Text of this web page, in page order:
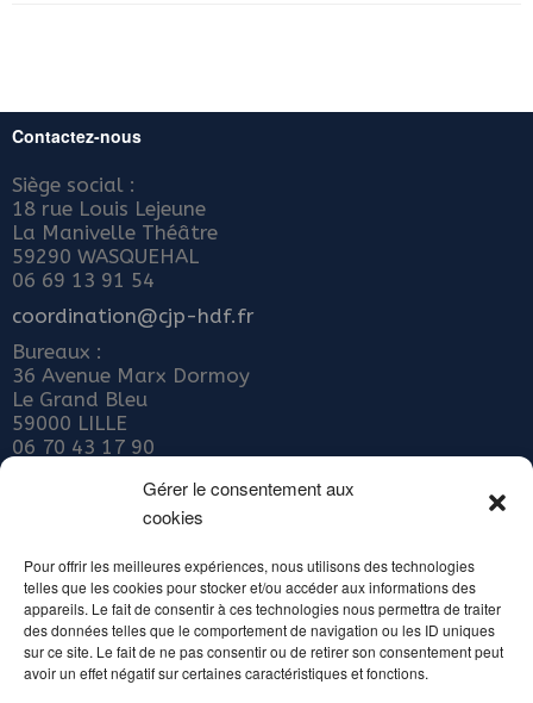
Gérer le consentement aux
cookies
Pour offrir les meilleures expériences, nous utilisons des technologies
telles que les cookies pour stocker et/ou accéder aux informations des
appareils. Le fait de consentir à ces technologies nous permettra de traiter
des données telles que le comportement de navigation ou les ID uniques
sur ce site. Le fait de ne pas consentir ou de retirer son consentement peut
avoir un effet négatif sur certaines caractéristiques et fonctions.
Contactez-nous
Siège social :
18 rue Louis Lejeune
La Manivelle Théâtre
59290 WASQUEHAL
06 69 13 91 54
coordination@cjp-hdf.fr
Bureaux :
36 Avenue Marx Dormoy
Le Grand Bleu
59000 LILLE
06 70 43 17 90
ADHÉRER AU COLLECTIF JEUNE PUBLIC
Inscrivez votre email ci-dessous